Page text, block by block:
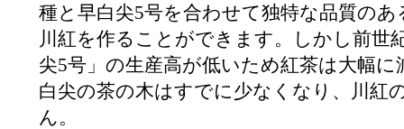
種と早白尖5号を合わせて独特な品質のあ
川紅を作ることができます。しかし前世
尖5号」の生産高が低いため紅茶は大幅に
白尖の茶の木はすでに少なくなり、川紅
ん。